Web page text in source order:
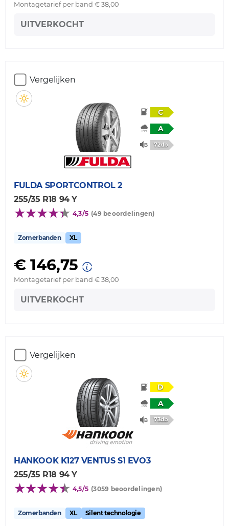
Montagetarief per band € 38,00
UITVERKOCHT
Vergelijken
C
A
72db
FULDA SPORTCONTROL 2
255/35 R18 94 Y
4,3/5 (49 beoordelingen)
Zomerbanden XL
€ 146,75
Montagetarief per band € 38,00
UITVERKOCHT
Vergelijken
D
A
73db
HANKOOK K127 VENTUS S1 EVO3
255/35 R18 94 Y
4,5/5 (3059 beoordelingen)
Zomerbanden XL Silent technologie